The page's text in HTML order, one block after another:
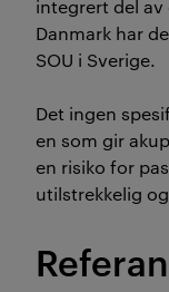
integrert del av
Danmark har
SOU i Sverige.
Det ingen
en som gir
en risiko for
utilstrekkelig